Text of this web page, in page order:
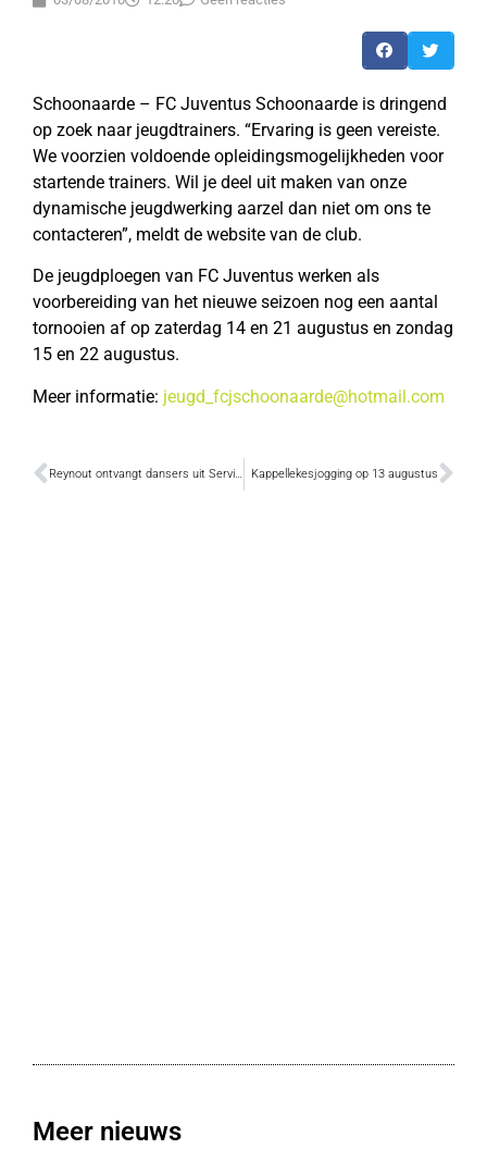
Schoonaarde – FC Juventus Schoonaarde is dringend
op zoek naar jeugdtrainers. “Ervaring is geen vereiste.
We voorzien voldoende opleidingsmogelijkheden voor
startende trainers. Wil je deel uit maken van onze
dynamische jeugdwerking aarzel dan niet om ons te
contacteren”, meldt de website van de club.
De jeugdploegen van FC Juventus werken als
voorbereiding van het nieuwe seizoen nog een aantal
tornooien af op zaterdag 14 en 21 augustus en zondag
15 en 22 augustus.
Meer informatie: jeugd_fcjschoonaarde@hotmail.com
Reynout ontvangt dansers uit Servië en Paraguay Kappellekesjogging op 13 augustus
Meer nieuws